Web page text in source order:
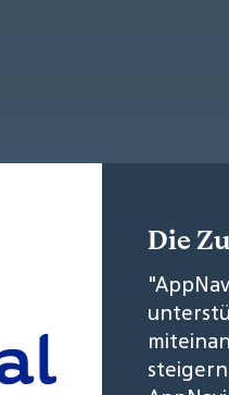
Die